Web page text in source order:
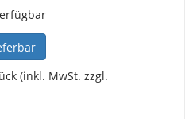
(inkl. MwSt. zzgl.